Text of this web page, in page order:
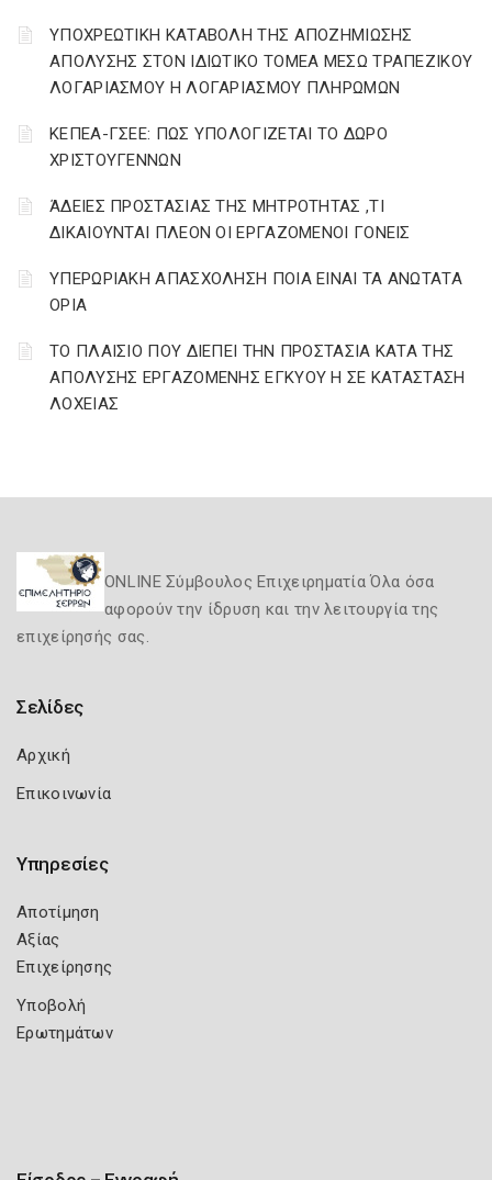
YΠΟΧΡΕΩΤΙΚΗ ΚΑΤΑΒΟΛΗ ΤΗΣ ΑΠΟΖΗΜΙΩΣΗΣ
ΑΠΟΛΥΣΗΣ ΣΤΟΝ ΙΔΙΩΤΙΚΟ ΤΟΜΕΑ ΜΕΣΩ ΤΡΑΠΕΖΙΚΟΥ
ΛΟΓΑΡΙΑΣΜΟΥ Η ΛΟΓΑΡΙΑΣΜΟΥ ΠΛΗΡΩΜΩΝ
ΚΕΠΕΑ-ΓΣΕΕ: ΠΩΣ ΥΠΟΛΟΓΙΖΕΤΑΙ ΤΟ ΔΩΡΟ
ΧΡΙΣΤΟΥΓΕΝΝΩΝ
ΆΔΕΙΕΣ ΠΡΟΣΤΑΣΙΑΣ ΤΗΣ ΜΗΤΡΟΤΗΤΑΣ ,ΤΙ
ΔΙΚΑΙΟΥΝΤΑΙ ΠΛΕΟΝ ΟΙ ΕΡΓΑΖΟΜΕΝΟΙ ΓΟΝΕΙΣ
ΥΠΕΡΩΡΙΑΚΗ ΑΠΑΣΧΟΛΗΣΗ ΠΟΙΑ ΕΙΝΑΙ ΤΑ ΑΝΩΤΑΤΑ
ΟΡΙΑ
ΤΟ ΠΛΑΙΣΙΟ ΠΟΥ ΔΙΕΠΕΙ ΤΗΝ ΠΡΟΣΤΑΣΙΑ ΚΑΤΑ ΤΗΣ
ΑΠΟΛΥΣΗΣ ΕΡΓΑΖΟΜΕΝΗΣ ΕΓΚΥΟΥ Η ΣΕ ΚΑΤΑΣΤΑΣΗ
ΛΟΧΕΙΑΣ
ONLINE Σύμβουλος Επιχειρηματία Όλα όσα
αφορούν την ίδρυση και την λειτουργία της
επιχείρησής σας.
Σελίδες
Αρχική
Επικοινωνία
Υπηρεσίες
Αποτίμηση
Αξίας
Επιχείρησης
Υποβολή
Ερωτημάτων